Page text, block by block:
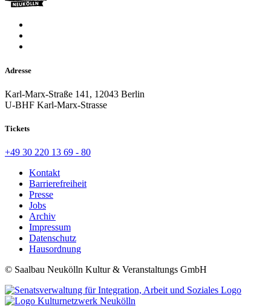
Adresse
Karl-Marx-Straße 141, 12043 Berlin
U-BHF Karl-Marx-Strasse
Tickets
+49 30 220 13 69 - 80
Kontakt
Barrierefreiheit
Presse
Jobs
Archiv
Impressum
Datenschutz
Hausordnung
© Saalbau Neukölln Kultur & Veranstaltungs GmbH